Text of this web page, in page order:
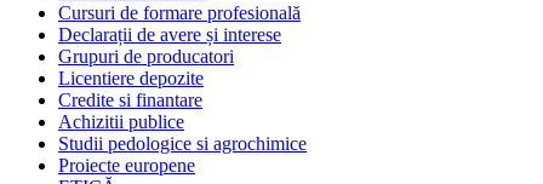
Cursuri de formare profesională
Declarații de avere și interese
Grupuri de producatori
Licentiere depozite
Credite si finantare
Achizitii publice
Studii pedologice si agrochimice
Proiecte europene